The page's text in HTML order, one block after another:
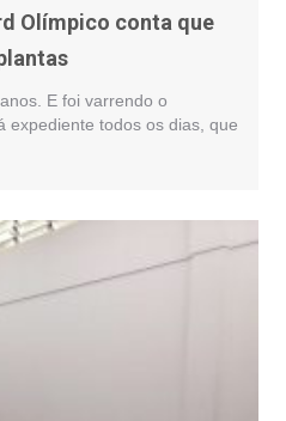
Olímpico conta que
E foi varrendo o
expediente todos os dias, que